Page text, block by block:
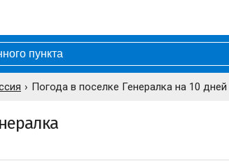
Погода в поселке Генералка на 10 дней